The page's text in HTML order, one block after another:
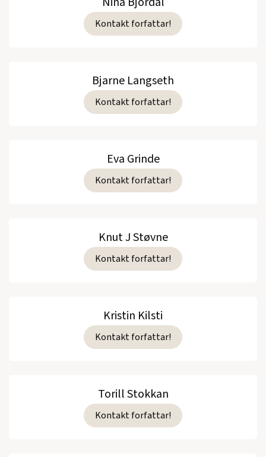
Kontakt forfattar!
Bjarne Langseth
Kontakt forfattar!
Eva Grinde
Kontakt forfattar!
Knut J Støvne
Kontakt forfattar!
Kristin Kilsti
Kontakt forfattar!
Torill Stokkan
Kontakt forfattar!